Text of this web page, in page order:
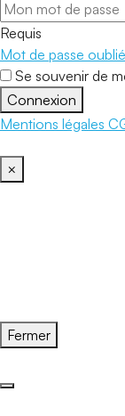
Requis
Mot de passe
Se souvenir de
Connexion
Mentions légales
×
Fermer